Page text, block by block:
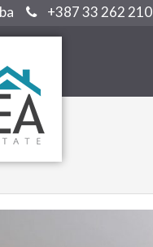
+387 33 262 210